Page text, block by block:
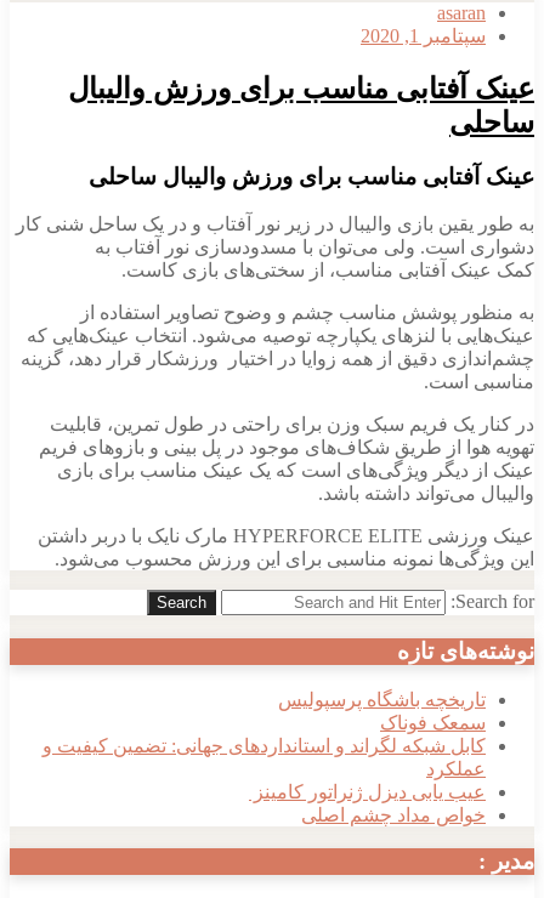
asaran
سپتامبر 1, 2020
عینک آفتابی مناسب برای ورزش والیبال
ساحلی
عینک آفتابی مناسب برای ورزش والیبال ساحلی
به طور یقین بازی والیبال در زیر نور آفتاب و در یک ساحل شنی کار
دشواری است. ولی می‌توان با مسدودسازی نور آفتاب به
کمک عینک آفتابی مناسب، از سختی‌های بازی کاست.
به منظور پوشش مناسب چشم و وضوح تصاویر استفاده از
عینک‌هایی با لنزهای یکپارچه توصیه می‌شود. انتخاب عینک‌هایی که
چشم‌اندازی دقیق از همه زوایا در اختیار ورزشکار قرار دهد، گزینه
مناسبی است.
در کنار یک فریم سبک وزن برای راحتی در طول تمرین، قابلیت
تهویه هوا از طریق شکاف‌های موجود در پل بینی و بازوهای فریم
عینک از دیگر ویژگی‌های است که یک عینک مناسب برای بازی
والیبال می‌تواند داشته باشد.
عینک ورزشی HYPERFORCE ELITE مارک نایک با دربر داشتن
این ویژگی‌ها نمونه مناسبی برای این ورزش محسوب می‌شود.
Search for:
Search
نوشته‌های تازه
تاریخچه باشگاه پرسپولیس
سمعک فوناک
کابل شبکه لگراند و استانداردهای جهانی: تضمین کیفیت و
عملکرد
عیب یابی دیزل ژنراتور کامینز
خواص مداد چشم اصلی
مدیر :